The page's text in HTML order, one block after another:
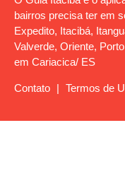
bairros precisa ter em
Expedito, Itacibá,
Valverde, Oriente,
em Cariacica/ ES
Contato | Termos de